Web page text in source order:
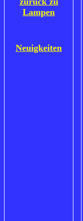
Lampen
Neuigkeiten